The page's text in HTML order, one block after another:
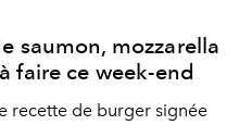
saumon, mozzarella
faire ce week-end
recette de burger signée